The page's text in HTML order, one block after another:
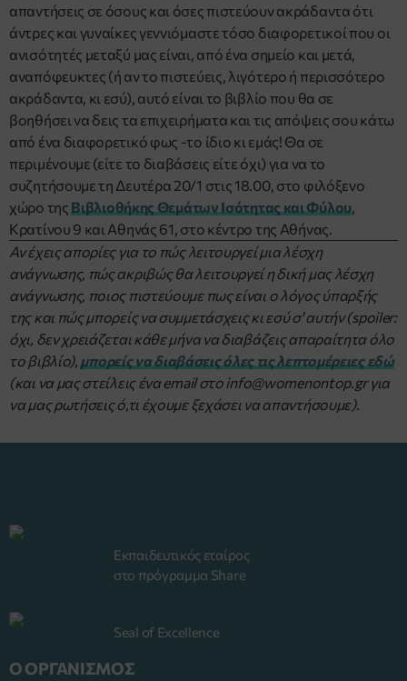
απαντήσεις σε όσους και όσες πιστεύουν ακράδαντα ότι
άντρες και γυναίκες γεννιόμαστε τόσο διαφορετικοί που οι
ανισότητές μεταξύ μας είναι, από ένα σημείο και μετά,
αναπόφευκτες (ή αν το πιστεύεις, λιγότερο ή περισσότερο
ακράδαντα, κι εσύ), αυτό είναι το βιβλίο που θα σε
βοηθήσει να δεις τα επιχειρήματα και τις απόψεις σου κάτω
από ένα διαφορετικό φως -το ίδιο κι εμάς! Θα σε
περιμένουμε (είτε το διαβάσεις είτε όχι) για να το
συζητήσουμε τη Δευτέρα 20/1 στις 18.00, στο φιλόξενο
χώρο της Βιβλιοθήκης Θεμάτων Ισότητας και Φύλου,
Κρατίνου 9 και Αθηνάς 61, στο κέντρο της Αθήνας.
Αν έχεις απορίες για το πώς λειτουργεί μια λέσχη
ανάγνωσης, πώς ακριβώς θα λειτουργεί η δική μας λέσχη
ανάγνωσης, ποιος πιστεύουμε πως είναι ο λόγος ύπαρξής
της και πώς μπορείς να συμμετάσχεις κι εσύ σ' αυτήν (spoiler:
όχι, δεν χρειάζεται κάθε μήνα να διαβάζεις απαραίτητα όλο
το βιβλίο), μπορείς να διαβάσεις όλες τις λεπτομέρειες εδώ
(και να μας στείλεις ένα email στο info@womenontop.gr για
να μας ρωτήσεις ό,τι έχουμε ξεχάσει να απαντήσουμε).
Εκπαιδευτικός εταίρος
στο πρόγραμμα Share
Seal of Excellence
Ο ΟΡΓΑΝΙΣΜΟΣ